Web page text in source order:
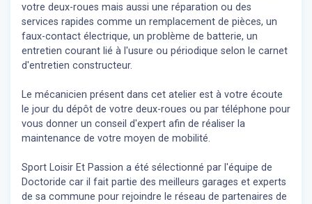
votre deux-roues mais aussi une réparation ou des
services rapides comme un remplacement de pièces, un
faux-contact électrique, un problème de batterie, un
entretien courant lié à l'usure ou périodique selon le carnet
d'entretien constructeur.
Le mécanicien présent dans cet atelier est à votre écoute
le jour du dépôt de votre deux-roues ou par téléphone pour
vous donner un conseil d'expert afin de réaliser la
maintenance de votre moyen de mobilité.
Sport Loisir Et Passion a été sélectionné par l'équipe de
Doctoride car il fait partie des meilleurs garages et experts
de sa commune pour rejoindre le réseau de partenaires de